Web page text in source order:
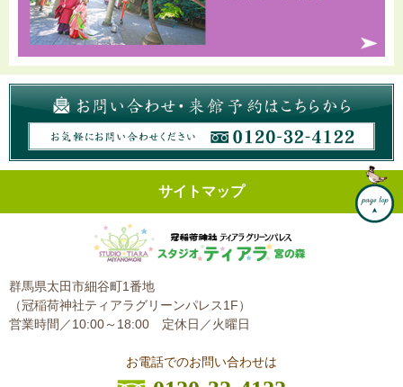
サイトマップ
群馬県太田市細谷町1番地
（冠稲荷神社ティアラグリーンパレス1F）
営業時間／10:00～18:00 定休日／火曜日
お電話でのお問い合わせは